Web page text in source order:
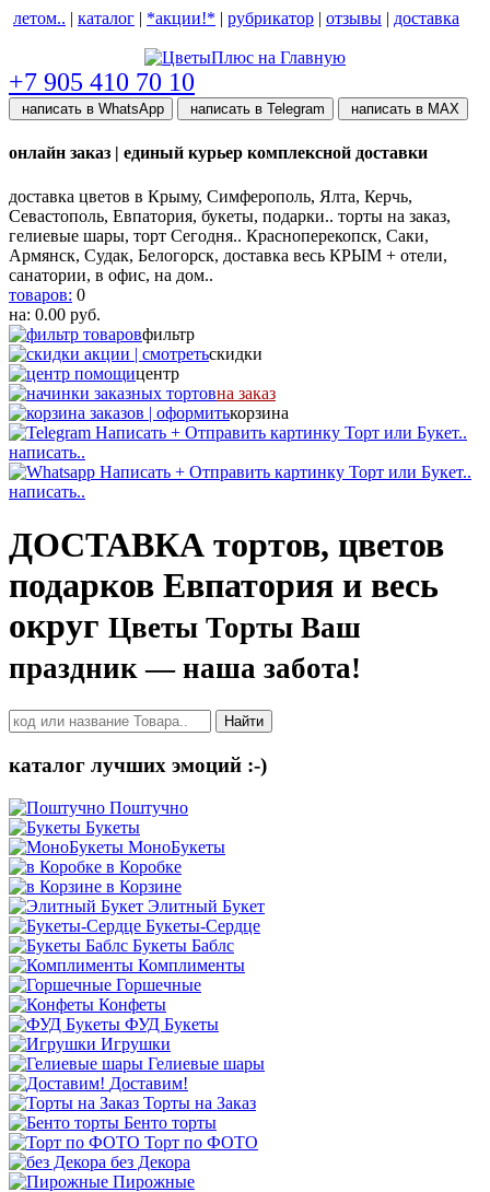
летом.. | каталог | *акции!* | рубрикатор | отзывы | доставка
+7 905 410 70 10
написать в WhatsApp написать в Telegram написать в МАХ
онлайн заказ | единый курьер комплексной доставки
доставка цветов в Крыму, Симферополь, Ялта, Керчь,
Севастополь, Евпатория, букеты, подарки.. торты на заказ,
гелиевые шары, торт Сегодня.. Красноперекопск, Саки,
Армянск, Судак, Белогорск, доставка весь КРЫМ + отели,
санатории, в офис, на дом..
товаров: 0
на: 0.00 руб.
фильтр
скидки
центр
на заказ
корзина
написать..
написать..
ДОСТАВКА тортов, цветов
подарков Евпатория и весь
округ Цветы Торты Ваш
праздник — наша забота!
Найти
каталог лучших эмоций :-)
Поштучно
Букеты
МоноБукеты
в Коробке
в Корзине
Элитный Букет
Букеты-Сердце
Букеты Баблс
Комплименты
Горшечные
Конфеты
ФУД Букеты
Игрушки
Гелиевые шары
Доставим!
Торты на Заказ
Бенто торты
Торт по ФОТО
без Декора
Пирожные